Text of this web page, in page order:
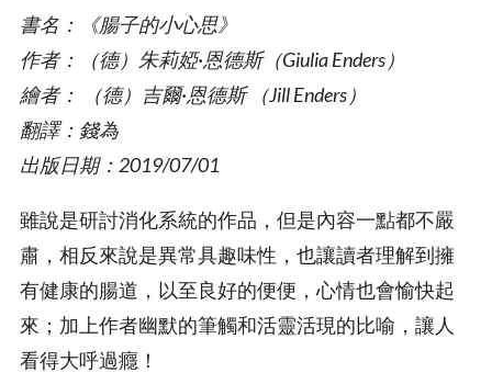
書名：《腸子的小心思》
作者：（德）朱莉婭·恩德斯（Giulia Enders）
繪者： （德）吉爾·恩德斯 （Jill Enders）
翻譯：錢為
出版日期：2019/07/01
雖說是研討消化系統的作品，但是內容一點都不嚴
肅，相反來說是異常具趣味性，也讓讀者理解到擁
有健康的腸道，以至良好的便便，心情也會愉快起
來；加上作者幽默的筆觸和活靈活現的比喻，讓人
看得大呼過癮！